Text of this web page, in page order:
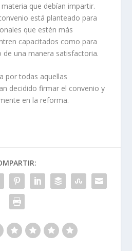
que debían impartir.
está planteado para
que estén más
capacitados como para
de una manera satisfactoria.
por todas aquellas
decidido firmar el convenio y
en la reforma.